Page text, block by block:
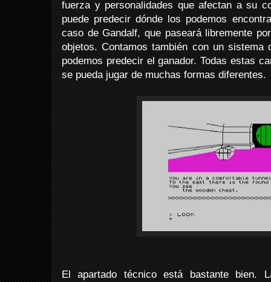
fuerza y personalidades que afectan a su
puede predecir dónde los podemos
caso de Gandalf, que paseará libremente
objetos. Contamos también con un sistema
podemos predecir el ganador. Todas estas
se pueda jugar de muchas formas diferentes.
El apartado técnico está bastante bien.